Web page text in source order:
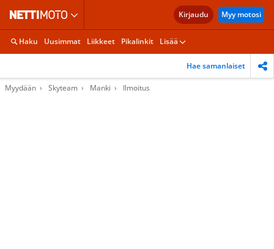
Kirjaudu Myy motosi
Haku Uusimmat Liikkeet Pikalinkit Lisää
Hae samanlaiset
Myydään Skyteam Manki Ilmoitus